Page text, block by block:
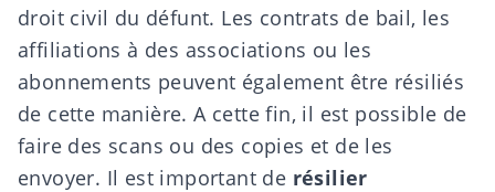
droit civil du défunt. Les contrats de bail, les
affiliations à des associations ou les
abonnements peuvent également être résiliés
de cette manière. A cette fin, il est possible de
faire des scans ou des copies et de les
envoyer. Il est important de résilier